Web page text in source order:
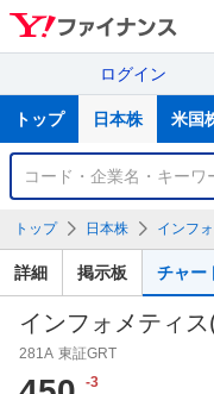
ログイン
サ
トップ 日本株 米国
銘
検
索
トップ 日本株 インフ
詳細 掲示板 チャー
インフォメティ
281A 東証GRT
-3